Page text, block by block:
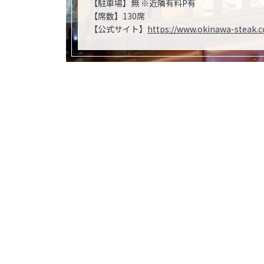
【駐車場】無 ※近隣有料P有
【席数】130席
【公式サイト】 https://www.okinawa-